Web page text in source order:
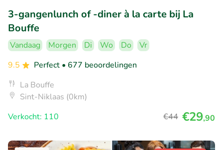
3-gangenlunch of -diner à la carte bij La
Bouffe
Vandaag Morgen Di Wo Do
Vr
9.5
Perfect • 677 beoordelingen
La Bouffe
Sint-Niklaas (0km)
Verkocht: 110
€44 €29,90